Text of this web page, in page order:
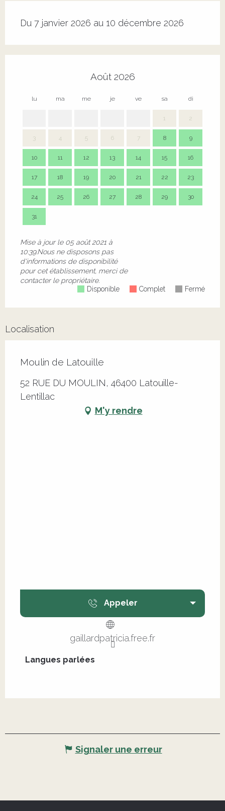
Du 7 janvier 2026 au 10 décembre 2026
Août 2026
lu ma me je ve sa di
1 2
3 4 5 6 7 8 9
10 11 12 13 14 15 16
17 18 19 20 21 22 23
24 25 26 27 28 29 30
31
Mise à jour le05 août 2021 à
10:39.Nous ne disposons pas
d'informations de disponibilité
pour cet établissement, merci de
contacter le propriétaire.
Disponible
Complet Fermé
Localisation
Moulin de Latouille
52 RUE DU MOULIN, 46400 Latouille-
Lentillac
M'y rendre
Appeler
gaillardpatricia.free.fr
Langues parlées
Langues parlées
Signaler une erreur